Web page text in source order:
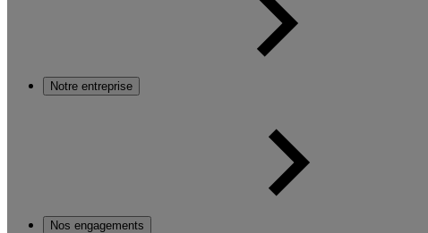
Notre entreprise
Nos engagements